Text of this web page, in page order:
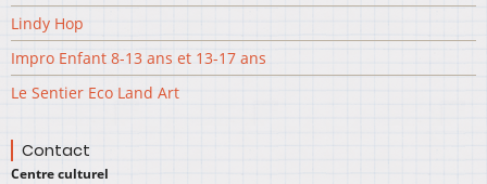
Lindy Hop
Impro Enfant 8-13 ans et 13-17 ans
Le Sentier Eco Land Art
Contact
Centre culturel